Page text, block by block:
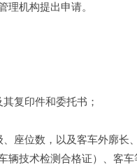
机构提出申请。
复印件和委托书；
位数，以及客车外廓长
辆技术检测合格证）、客